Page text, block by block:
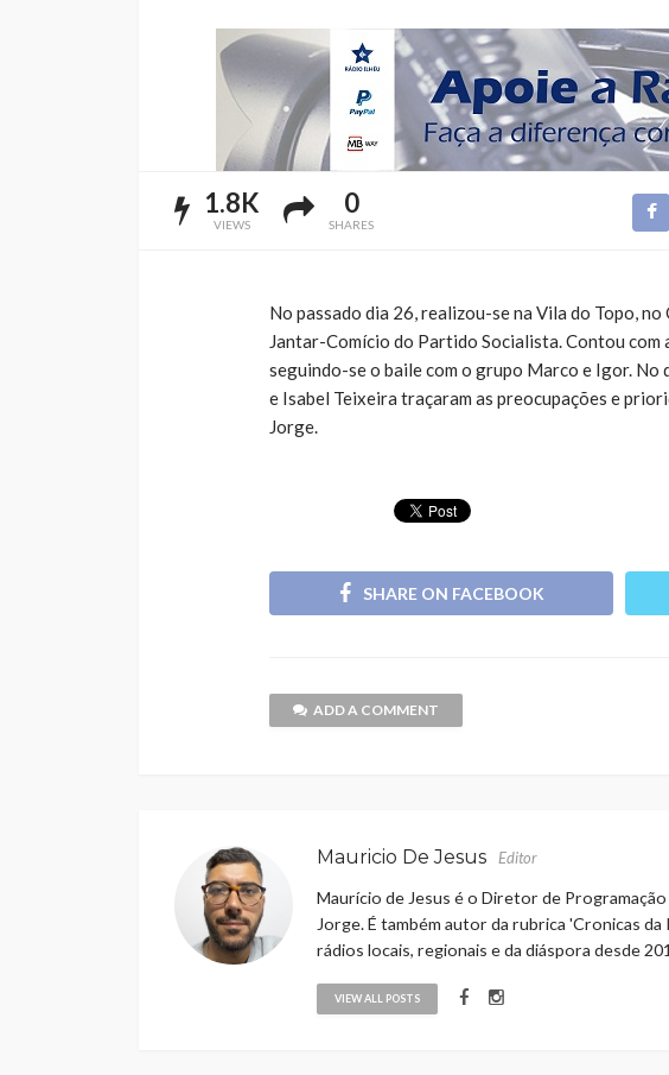
1.8K
VIEWS
0
SHARES
No passado dia 26, realizou-se na Vila do Topo,
Jantar-Comício do Partido Socialista. Contou
seguindo-se o baile com o grupo Marco e Igor.
e Isabel Teixeira traçaram as preocupações e
Jorge.
SHARE ON FACEBOOK
ADD A COMMENT
Mauricio De Jesus Editor
Maurício de Jesus é o Diretor de Programação
Jorge. É também autor da rubrica 'Cronicas da
rádios locais, regionais e da diáspora desde
VIEW ALL POSTS